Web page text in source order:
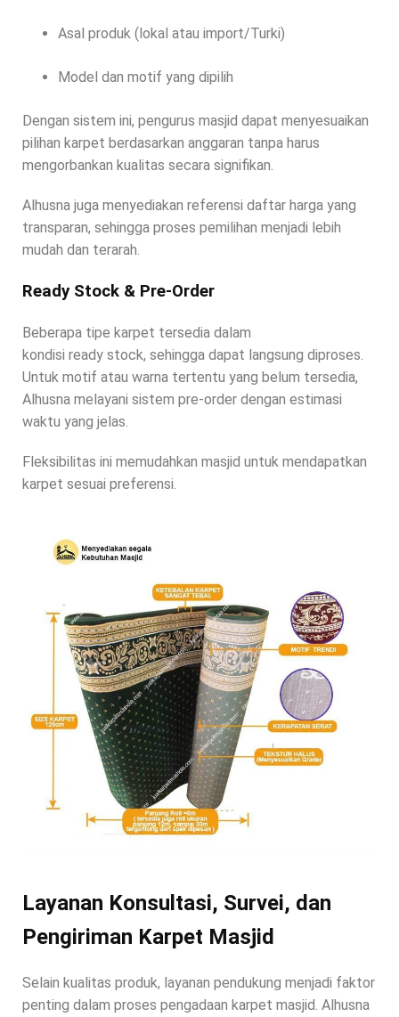
Asal produk (lokal atau import/Turki)
Model dan motif yang dipilih
Dengan sistem ini, pengurus masjid dapat menyesuaikan
pilihan karpet berdasarkan anggaran tanpa harus
mengorbankan kualitas secara signifikan.
Alhusna juga menyediakan referensi daftar harga yang
transparan, sehingga proses pemilihan menjadi lebih
mudah dan terarah.
Ready Stock & Pre-Order
Beberapa tipe karpet tersedia dalam
kondisi ready stock, sehingga dapat langsung diproses.
Untuk motif atau warna tertentu yang belum tersedia,
Alhusna melayani sistem pre-order dengan estimasi
waktu yang jelas.
Fleksibilitas ini memudahkan masjid untuk mendapatkan
karpet sesuai preferensi.
Layanan Konsultasi, Survei, dan
Pengiriman Karpet Masjid
Selain kualitas produk, layanan pendukung menjadi faktor
penting dalam proses pengadaan karpet masjid. Alhusna